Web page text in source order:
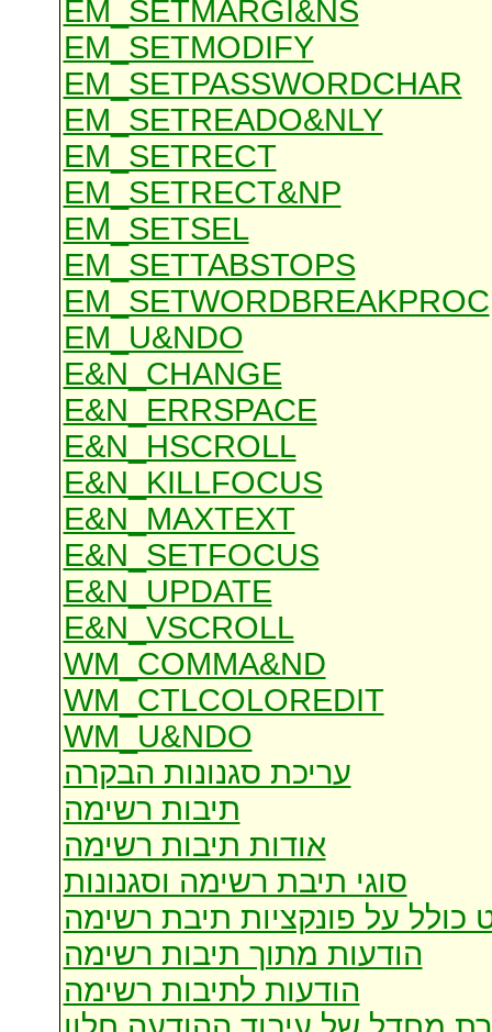
EM_SETMARGI&NS
EM_SETMODIFY
EM_SETPASSWORDCHAR
EM_SETREADO&NLY
EM_SETRECT
EM_SETRECT&NP
EM_SETSEL
EM_SETTABSTOPS
EM_SETWORDBREAKPROC
EM_U&NDO
E&N_CHANGE
E&N_ERRSPACE
E&N_HSCROLL
E&N_KILLFOCUS
E&N_MAXTEXT
E&N_SETFOCUS
E&N_UPDATE
E&N_VSCROLL
WM_COMMA&ND
WM_CTLCOLOREDIT
WM_U&NDO
עריכת סגנונות הבקרה
תיבות רשימה
אודות תיבות רשימה
סוגי תיבת רשימה וסגנונות
כולל על פונקציות תיבת רשימה
הודעות מתוך תיבות רשימה
הודעות לתיבות רשימה